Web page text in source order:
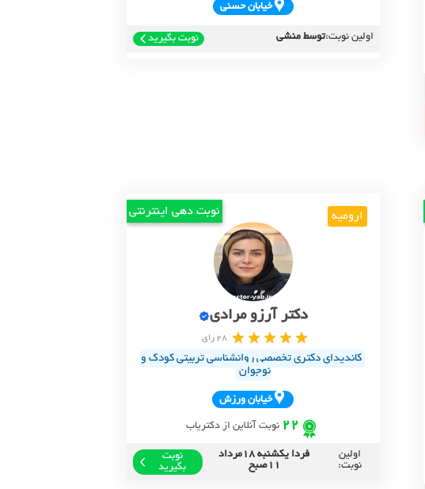
خيابان حسني
اولین نوبت:توسط منشی نوبت بگیرید
ارومیه نوبت دهی اینترنتی
دکتر آرزو مرادی
28 رای
کاندیدای دکتری تخصصی روانشناسی تربیتی کودک و
نوجوان
خيابان ورزش
22 نوبت آنلاین از دکتریاب
اولین
نوبت:
فردا یکشنبه 18مرداد
11صبح
نوبت
بگیرید